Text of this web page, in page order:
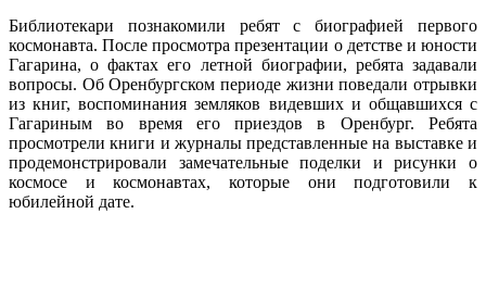
Библиотекари познакомили ребят с биографией первого
космонавта. После просмотра презентации о детстве и юности
Гагарина, о фактах его летной биографии, ребята задавали
вопросы. Об Оренбургском периоде жизни поведали отрывки
из книг, воспоминания земляков видевших и общавшихся с
Гагариным во время его приездов в Оренбург. Ребята
просмотрели книги и журналы представленные на выставке и
продемонстрировали замечательные поделки и рисунки о
космосе и космонавтах, которые они подготовили к
юбилейной дате.